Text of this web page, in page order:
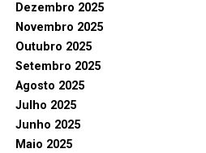
Dezembro 2025
Novembro 2025
Outubro 2025
Setembro 2025
Agosto 2025
Julho 2025
Junho 2025
Maio 2025